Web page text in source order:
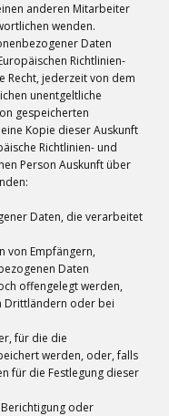
anderen Mitarbeiter
wenden.
Daten
Richtlinien-
Recht, jederzeit von dem
unentgeltliche
gespeicherten
Kopie dieser Auskunft
Richtlinien- und
Person Auskunft über
Daten, die verarbeitet
von Empfängern,
Daten
offengelegt werden,
Drittländern oder bei
für die die
werden, oder, falls
für die Festlegung dieser
oder